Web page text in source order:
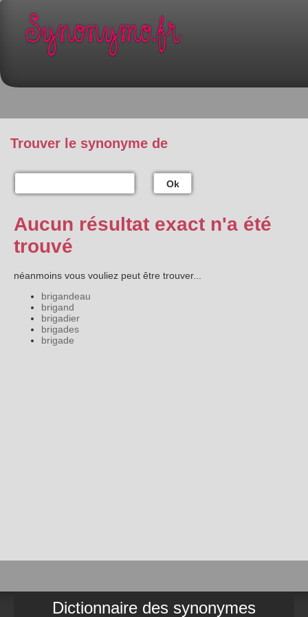
Trouver le synonyme de
Ok
Aucun résultat exact n'a été
trouvé
néanmoins vous vouliez peut être trouver...
brigandeau
brigand
brigadier
brigades
brigade
Dictionnaire des synonymes